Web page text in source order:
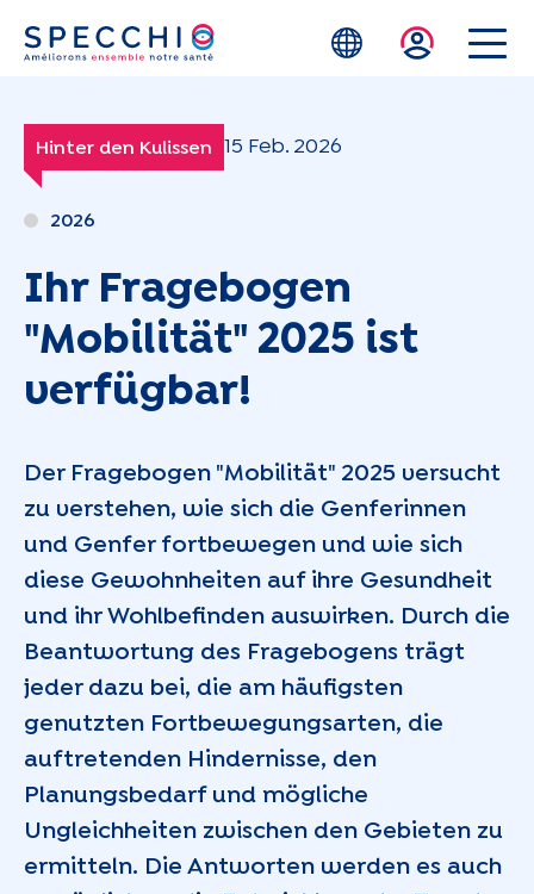
Zum Hauptinhalt springen
Hinter den Kulissen 15 Feb. 2026
2026
Ihr Fragebogen
"Mobilität" 2025 ist
verfügbar!
Der Fragebogen "Mobilität" 2025 versucht
zu verstehen, wie sich die Genferinnen
und Genfer fortbewegen und wie sich
diese Gewohnheiten auf ihre Gesundheit
und ihr Wohlbefinden auswirken. Durch die
Beantwortung des Fragebogens trägt
jeder dazu bei, die am häufigsten
genutzten Fortbewegungsarten, die
auftretenden Hindernisse, den
Planungsbedarf und mögliche
Ungleichheiten zwischen den Gebieten zu
ermitteln. Die Antworten werden es auch